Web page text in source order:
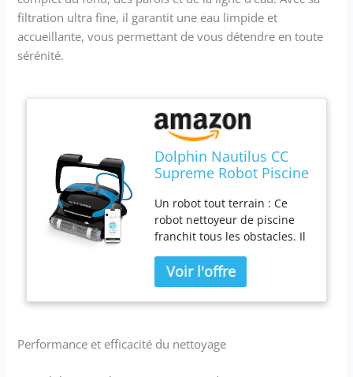
filtration ultra fine, il garantit une eau limpide et
accueillante, vous permettant de vous détendre en toute
sérénité.
Dolphin Nautilus CC
Supreme Robot Piscine
avec App, Nettoyage
Fond, parois et Ligne
d'eau, Aspiration
Puissante, Système de
Filtration Ultra-Fine
Un robot tout terrain : Ce
robot nettoyeur de piscine
franchit tous les obstacles. Il
se déplace facilement au
fond de la piscine, grimpe
aux parois et nettoie la ligne
d'eau. Entretien facile des
haut du robot, le filtre du
robot peut être facilement
Performance et efficacité du nettoyage